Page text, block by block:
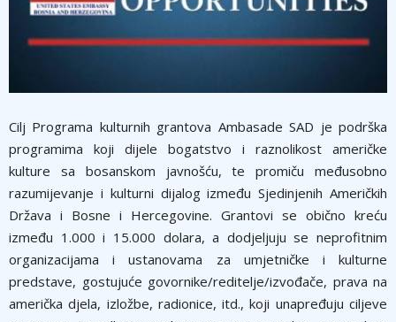
Cilj Programa kulturnih grantova Ambasade SAD je podrška
programima koji dijele bogatstvo i raznolikost američke
kulture sa bosanskom javnošću, te promiču međusobno
razumijevanje i kulturni dijalog između Sjedinjenih Američkih
Država i Bosne i Hercegovine. Grantovi se obično kreću
između 1.000 i 15.000 dolara, a dodjeljuju se neprofitnim
organizacijama i ustanovama za umjetničke i kulturne
predstave, gostujuće govornike/reditelje/izvođače, prava na
američka djela, izložbe, radionice, itd., koji unapređuju ciljeve